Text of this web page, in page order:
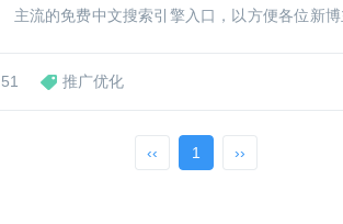
主流的免费中文搜索引擎入口，以方便各位新
推广优化
‹‹ 1 ››
流中文搜索引擎，
入口
博客如何推广？对博客评